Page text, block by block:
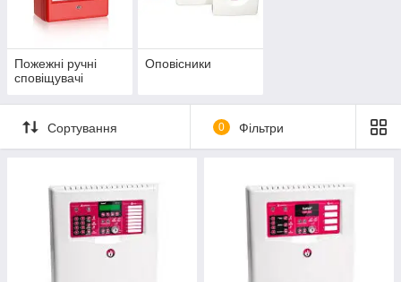
Пожежні ручні
сповіщувачі
Оповісники
Сортування 0 Фільтри